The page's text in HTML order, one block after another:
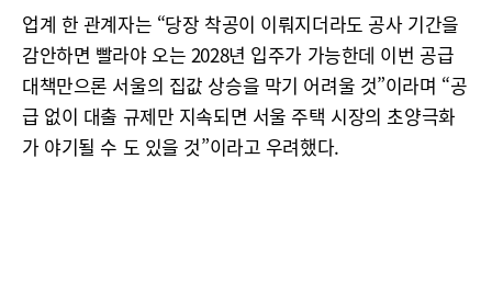
업계 한 관계자는 “당장 착공이 이뤄지더라도 공사 기간을
감안하면 빨라야 오는 2028년 입주가 가능한데 이번 공급
대책만으론 서울의 집값 상승을 막기 어려울 것”이라며 “공
급 없이 대출 규제만 지속되면 서울 주택 시장의 초양극화
가 야기될 수 도 있을 것”이라고 우려했다.